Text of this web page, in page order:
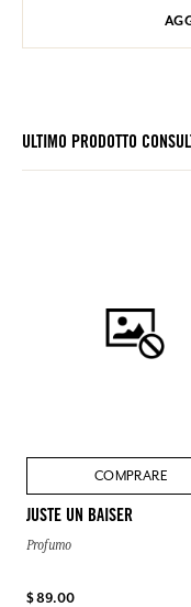
ULTIMO PRODOTTO
COMPRARE
JUSTE UN BAISER
Profumo
$ 89.00